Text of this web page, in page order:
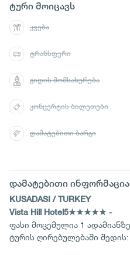
დამატებითი ინფორმაცია
KUSADASI / TURKEY
Vista Hill Hotel5★★★★★ -
ფასი მოცემულია 1
ტურის ღირებულებაში შედის:
ტური მოიცავს
კვება
ტრანსფერი
გიდის მომსახურება
კონცერტის ბილეთები
დამატებითი ბარგი